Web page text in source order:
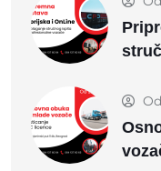
Od